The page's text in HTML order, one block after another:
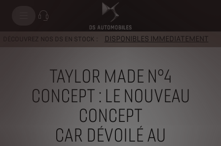
DÉCOUVREZ NOS DS EN STOCK : DISPONIBLES IMMEDIATEMENT
TAYLOR MADE N°4
CONCEPT : LE NOUVEAU
CONCEPT
CAR DÉVOILÉ AU